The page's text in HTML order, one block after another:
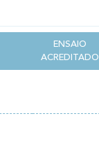
ENSAIO
ACREDITADO